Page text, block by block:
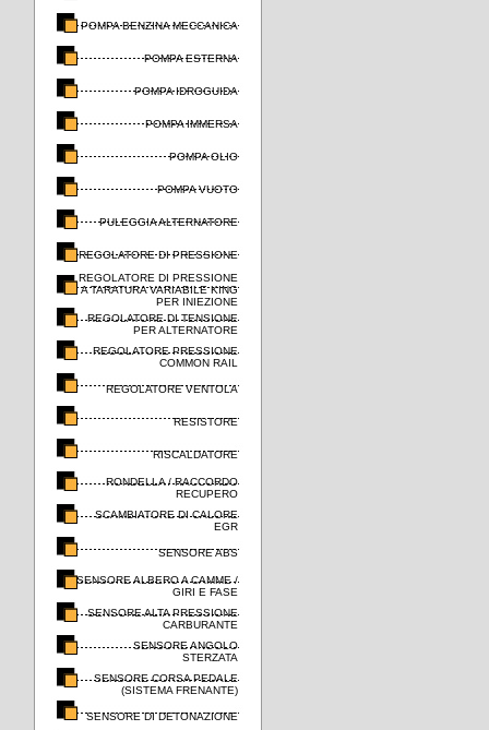
POMPA BENZINA MECCANICA
POMPA ESTERNA
POMPA IDROGUIDA
POMPA IMMERSA
POMPA OLIO
POMPA VUOTO
PULEGGIA ALTERNATORE
REGOLATORE DI PRESSIONE
REGOLATORE DI PRESSIONE
A TARATURA VARIABILE KING
PER INIEZIONE
REGOLATORE DI TENSIONE
PER ALTERNATORE
REGOLATORE PRESSIONE
COMMON RAIL
REGOLATORE VENTOLA
RESISTORE
RISCALDATORE
RONDELLA / RACCORDO
RECUPERO
SCAMBIATORE DI CALORE
EGR
SENSORE ABS
SENSORE ALBERO A CAMME /
GIRI E FASE
SENSORE ALTA PRESSIONE
CARBURANTE
SENSORE ANGOLO
STERZATA
SENSORE CORSA PEDALE
(SISTEMA FRENANTE)
SENSORE DI DETONAZIONE